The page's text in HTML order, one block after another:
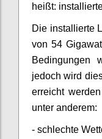
heißt:
Die installierte
von 54
Bedingungen
jedoch wird
erreicht
unter anderem:
- schlechte